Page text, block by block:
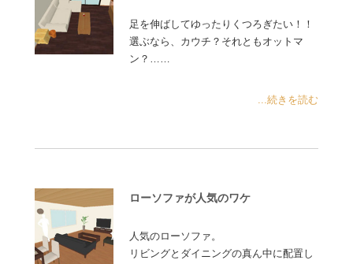
足を伸ばしてゆったりくつろぎたい！！
選ぶなら、カウチ？それともオットマ
ン？……
...続きを読む
ローソファが人気のワケ
人気のローソファ。
リビングとダイニングの真ん中に配置し